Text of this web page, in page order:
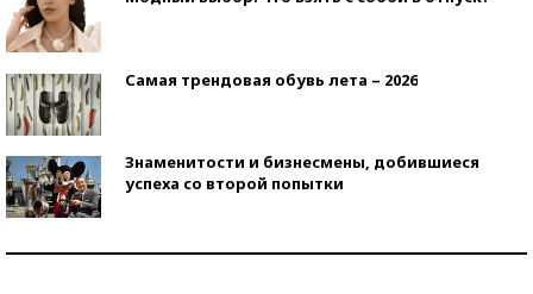
Самая трендовая обувь лета – 2026
Знаменитости и бизнесмены, добившиеся
успеха со второй попытки